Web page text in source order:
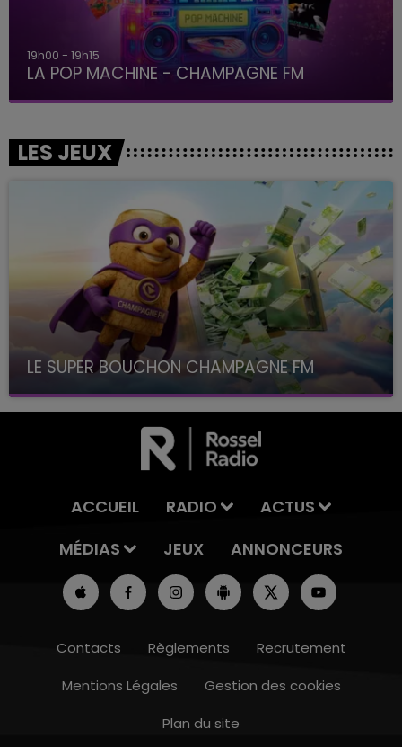
15h00 - 19h00
19h00 - 19h15
LA POP MACHINE - CHAMPAGNE FM
LES JEUX
LE SUPER BOUCHON CHAMPAGNE FM
avec La Famille Champagne FM, à 8H10
ACCUEIL RADIO
ACTUS
MÉDIAS
JEUX ANNONCEURS
Contacts Règlements
Recrutement
Mentions Légales
Gestion des cookies
Plan du site